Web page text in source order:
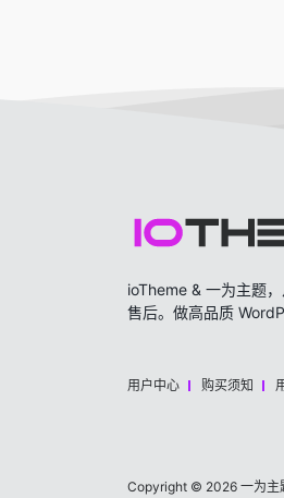
ioTheme & 一为主题
售后。做高品质
用户中心 购买须知
Copyright © 2026 一为主